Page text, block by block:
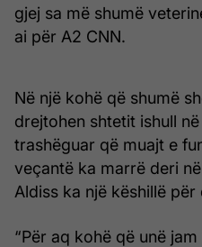
gjej sa më shumë
ai për A2 CNN.
Në një kohë që shumë
drejtohen shtetit ishull
trashëguar që muajt e
veçantë ka marrë deri
Aldiss ka një këshillë
“Për aq kohë që unë